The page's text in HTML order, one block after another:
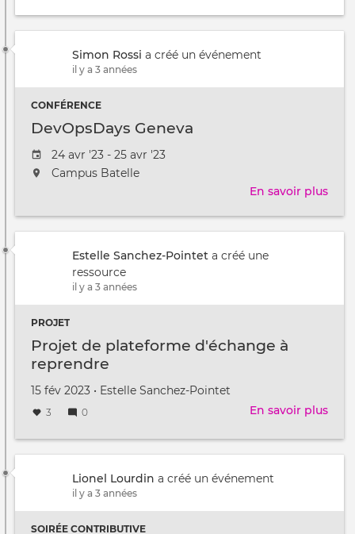
Simon Rossi a créé un événement
il y a 3 années
CONFÉRENCE
DevOpsDays Geneva
Date
de
24 avr '23 - 25 avr '23
L'événement
au
Campus Batelle
En savoir plus
Estelle Sanchez-Pointet a créé une
ressource
il y a 3 années
PROJET
Projet de plateforme d'échange à
reprendre
Créé
le
15 fév 2023 •
par Estelle Sanchez-Pointet
3 0 En savoir plus
de
Lionel Lourdin a créé un événement
il y a 3 années
SOIRÉE CONTRIBUTIVE